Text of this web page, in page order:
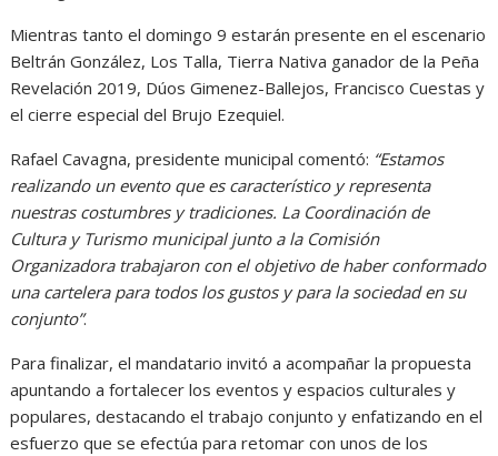
Mientras tanto el domingo 9 estarán presente en el escenario
Beltrán González, Los Talla, Tierra Nativa ganador de la Peña
Revelación 2019, Dúos Gimenez-Ballejos, Francisco Cuestas y
el cierre especial del Brujo Ezequiel.
Rafael Cavagna, presidente municipal comentó: “Estamos
realizando un evento que es característico y representa
nuestras costumbres y tradiciones. La Coordinación de
Cultura y Turismo municipal junto a la Comisión
Organizadora trabajaron con el objetivo de haber conformado
una cartelera para todos los gustos y para la sociedad en su
conjunto”.
Para finalizar, el mandatario invitó a acompañar la propuesta
apuntando a fortalecer los eventos y espacios culturales y
populares, destacando el trabajo conjunto y enfatizando en el
esfuerzo que se efectúa para retomar con unos de los